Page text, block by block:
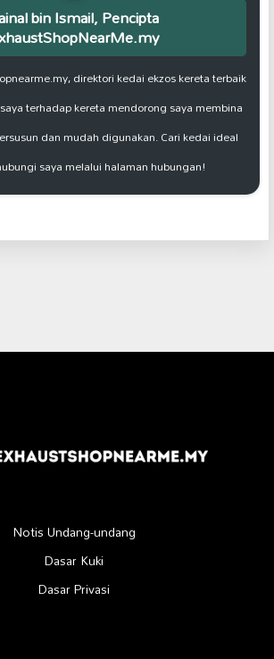
bin Ismail, Pencipta
direktori kedai ekzos kereta terbaik
terhadap kereta mendorong saya membina
dan mudah digunakan. Cari kedai ideal
saya melalui halaman hubungan!
Notis Undang-undang
Dasar Kuki
Dasar Privasi